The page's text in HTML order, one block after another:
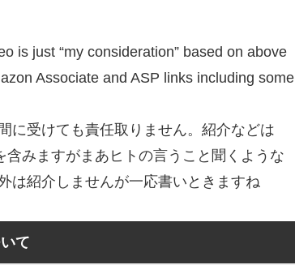
is just “my consideration” based on above
Associate and ASP links including some
に受けても責任取りません。紹介などは
みますがまあヒトの言うこと聞くような
は紹介しませんが一応書いときますね
て